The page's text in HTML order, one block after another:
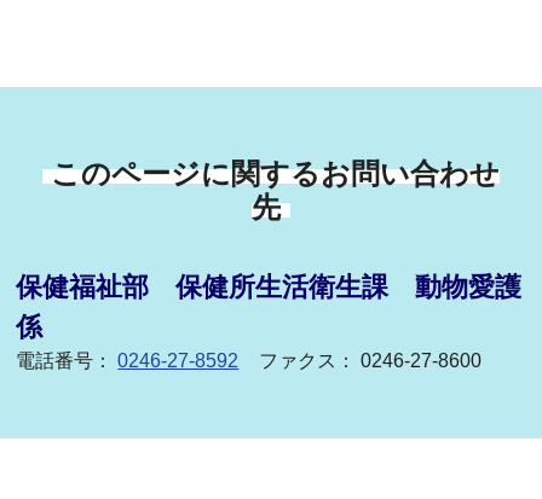
このページに関するお問い合わせ
先
保健福祉部 保健所生活衛生課 動物愛護
係
電話番号：0246-27-8592 ファクス： 0246-27-8600